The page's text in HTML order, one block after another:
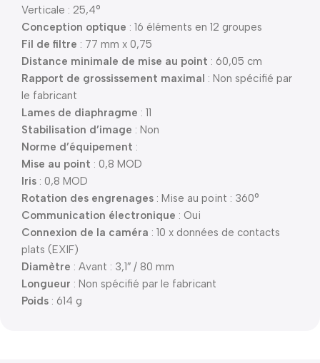
Verticale : 25,4°
Conception optique : 16 éléments en 12 groupes
Fil de filtre : 77 mm x 0,75
Distance minimale de mise au point : 60,05 cm
Rapport de grossissement maximal : Non spécifié par
le fabricant
Lames de diaphragme : 11
Stabilisation d’image : Non
Norme d’équipement :
Mise au point : 0,8 MOD
Iris : 0,8 MOD
Rotation des engrenages : Mise au point : 360°
Communication électronique : Oui
Connexion de la caméra : 10 x données de contacts
plats (EXIF)
Diamètre : Avant : 3,1″ / 80 mm
Longueur : Non spécifié par le fabricant
Poids : 614 g